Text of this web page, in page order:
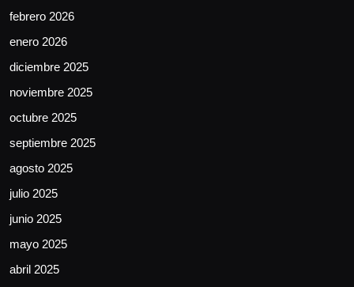
febrero 2026
enero 2026
diciembre 2025
noviembre 2025
octubre 2025
septiembre 2025
agosto 2025
julio 2025
junio 2025
mayo 2025
abril 2025